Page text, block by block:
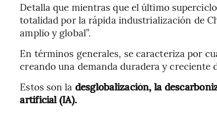
Detalla que mientras que el último
totalidad por la rápida industrialización de
amplio y global”.
En términos generales, se caracteriza por
creando una demanda duradera y creciente
Estos son la desglobalización, la
artificial (IA).